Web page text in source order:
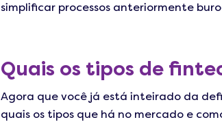
simplificar processos anteriormente
Quais os tipos de
Agora que você já está inteirado da
quais os tipos que há no mercado e